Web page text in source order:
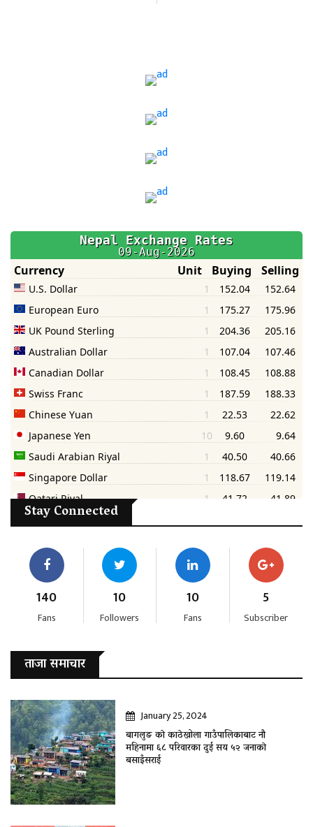
Stay Connected
140
Fans
10
Followers
10
Fans
5
Subscriber
ताजा समाचार
January 25, 2024
बागलुङ काे काठेखोला गाउँपालिकाबाट नौ
महिनामा ६८ परिवारका दुई सय ५२ जनाकाे
बसाइँसराई